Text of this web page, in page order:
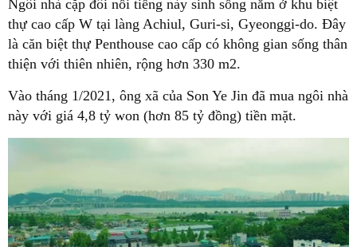
Ngôi nhà cặp đôi nổi tiếng này sinh sống nằm ở khu biệt
thự cao cấp W tại làng Achiul, Guri-si, Gyeonggi-do. Đây
là căn biệt thự Penthouse cao cấp có không gian sống thân
thiện với thiên nhiên, rộng hơn 330 m2.
Vào tháng 1/2021, ông xã của Son Ye Jin đã mua ngôi nhà
này với giá 4,8 tỷ won (hơn 85 tỷ đồng) tiền mặt.